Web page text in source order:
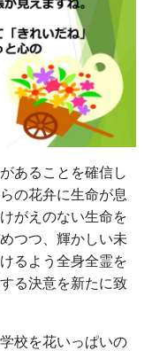
あることを確信し
の花弁に生命が息
がえのない生命を
つつ、輝かしい未
るよう全身全霊を
る決意を新たに致
校を花いっぱいの